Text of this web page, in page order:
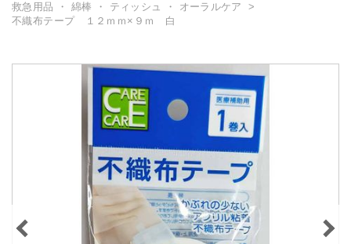
救急用品 ・ 綿棒 ・ ティッシュ ・ オーラルケア
不織布テープ １２ｍｍ×９ｍ 白